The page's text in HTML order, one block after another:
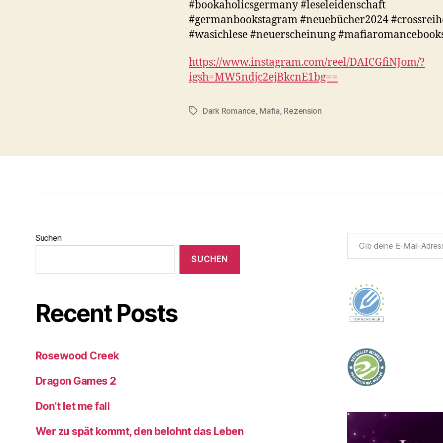
#bookaholicsgermany #leseleidenschaft
#germanbookstagram #neuebücher2024
#wasichlese #neuerscheinung
https://www.instagram.com/reel/DAICGfiNJom/?
igsh=MW5ndjc2ejBkcnE1bg==
Schlagwörter
Dark Romance, Mafia, Rezension
Suchen
SUCHEN
Recent Posts
Rosewood Creek
Dragon Games 2
Don’t let me fall
Wer zu spät kommt, den belohnt das Leben
Gib deine E-Mail-Adresse ein ...